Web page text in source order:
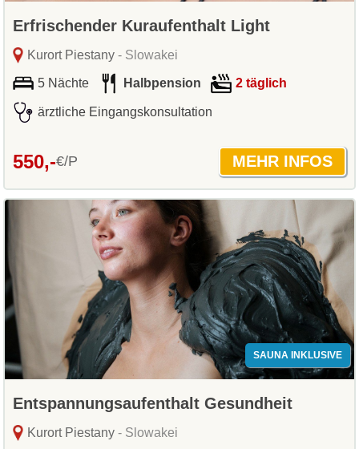
Erfrischender Kuraufenthalt Light
Kurort Piestany- Slowakei
5 Nächte Halbpension 2 täglich
ärztliche Eingangskonsultation
550,-€/P
SAUNA INKLUSIVE
Entspannungsaufenthalt Gesundheit
Kurort Piestany- Slowakei